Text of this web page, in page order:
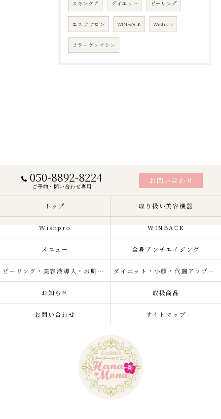
スキンケア ダイエット ピーリング
エステサロン WINBACK Wishpro
コラーゲンマシン
050-8892-8224
ご予約・問い合わせ専用
お問い合わせ
トップ 取り扱い美容機器
Wishpro WINBACK
メニュー 全身アンチエイジング
ピーリング・美容液導入・お肌の悩み改善 ダイエット・小顔・代謝アップ・肌質改善・リラクゼーション
お知らせ 取扱商品
お問い合わせ サイトマップ